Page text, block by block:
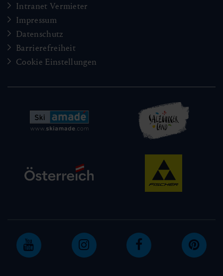
Intranet Vermieter
Impressum
Datenschutz
Barrierefreiheit
Cookie Einstellungen